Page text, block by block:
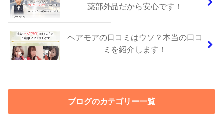
薬部外品だから安心です！
ヘアモアの口コミはウソ？本当の口コ
ミを紹介します！
ブログのカテゴリー一覧